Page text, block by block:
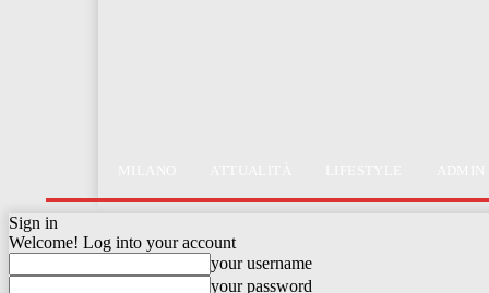
Sign in
Welcome! Log into your account
your username
your password